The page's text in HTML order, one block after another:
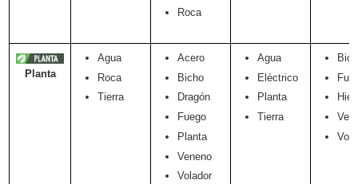
Roca
Planta
Agua
Roca
Tierra
Acero
Bicho
Dragón
Fuego
Planta
Veneno
Volador
Agua
Eléctrico
Planta
Tierra